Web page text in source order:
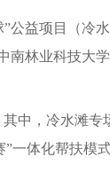
益项目（冷
林业科技大
中，冷水滩
体化帮扶模